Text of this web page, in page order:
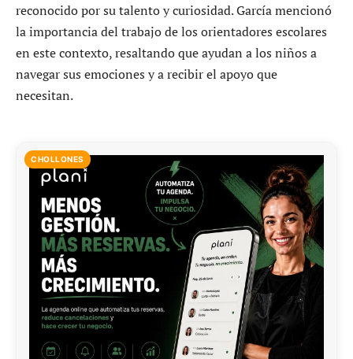
reconocido por su talento y curiosidad. García mencionó
la importancia del trabajo de los orientadores escolares
en este contexto, resaltando que ayudan a los niños a
navegar sus emociones y a recibir el apoyo que
necesitan.
CHOLLONES